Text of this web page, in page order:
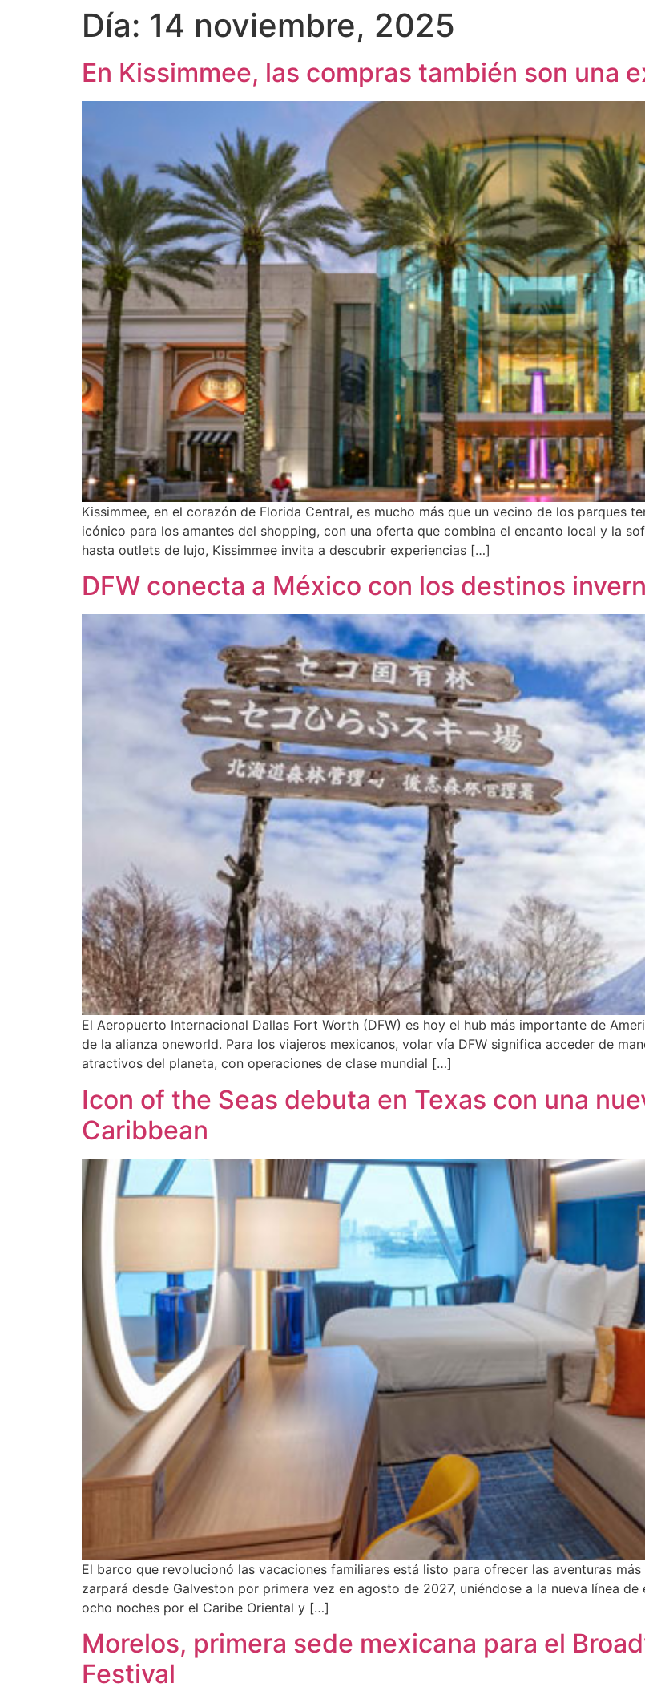
Día: 14 noviembre, 2025
En Kissimmee, las compras también son una
Kissimmee, en el corazón de Florida Central, es mucho más que un vecino de los parques
icónico para los amantes del shopping, con una oferta que combina el encanto local y la
hasta outlets de lujo, Kissimmee invita a descubrir experiencias […]
DFW conecta a México con los destinos
El Aeropuerto Internacional Dallas Fort Worth (DFW) es hoy el hub más importante de
de la alianza oneworld. Para los viajeros mexicanos, volar vía DFW significa acceder de
atractivos del planeta, con operaciones de clase mundial […]
Icon of the Seas debuta en Texas con una
Caribbean
El barco que revolucionó las vacaciones familiares está listo para ofrecer las aventuras
zarpará desde Galveston por primera vez en agosto de 2027, uniéndose a la nueva línea
ocho noches por el Caribe Oriental y […]
Morelos, primera sede mexicana para el
Festival